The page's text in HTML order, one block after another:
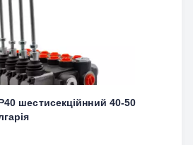
шестисекційнний 40-50